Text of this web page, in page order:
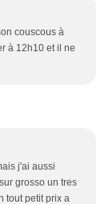
couscous à
à 12h10 et il ne
j'ai aussi
grosso un tres
tout petit prix a